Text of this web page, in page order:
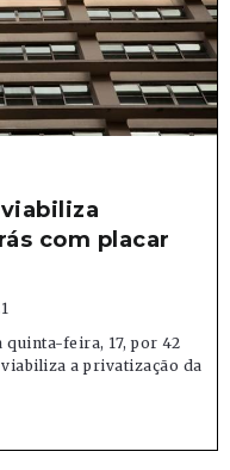
com placar
quinta-feira, 17, por 42
a privatização da